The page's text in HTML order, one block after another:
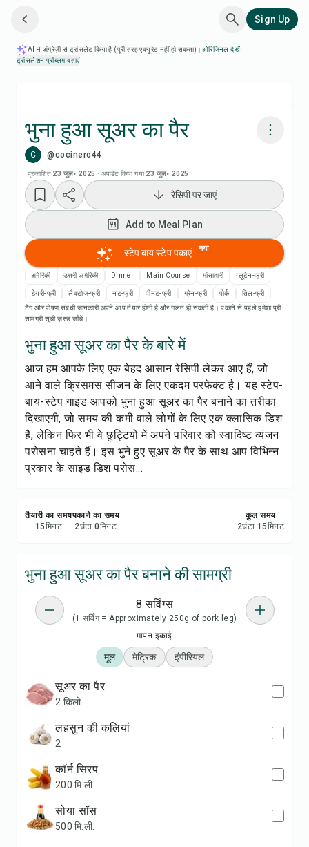
Sign Up
AI ने अंग्रेज़ी से ट्रांसलेट किया है (पूरी तरह एक्यूरेट नहीं हो सकता)। ओरिजिनल देखें·
ट्रांसलेशन प्रॉब्लम बताएं
भुना हुआ सूअर का पैर
C @cocinero44
प्रकाशित 23 जुल॰ 2025 ·अपडेट किया गया 23 जुल॰ 2025
Add to Meal Plan
Add to Shopping List
रेसिपी नोट्स
रेसिपी प्रिंट करें
सेव करें
शेयर करें
रिपोर्ट करें
रेसिपी पर जाएं
Add to Meal Plan
स्टेप बाय स्टेप पकाएं नया
अमेरिकी उत्तरी अमेरिकी Dinner Main Course मांसाहारी ग्लूटेन-फ्री
डेयरी-फ्री लैक्टोज-फ्री नट-फ्री पीनट-फ्री ग्रेन-फ्री पोर्क
तिल-फ्री
टैग और पोषण संबंधी जानकारी अपने आप तैयार होती है और गलत हो सकती है। पकाने से पहले हमेशा पूरी
सामग्री सूची ज़रूर जाँचें।
भुना हुआ सूअर का पैर के बारे में
आज हम आपके लिए एक बेहद आसान रेसिपी लेकर आए हैं, जो
आने वाले क्रिसमस सीजन के लिए एकदम परफेक्ट है। यह स्टेप-
बाय-स्टेप गाइड आपको भुना हुआ सूअर का पैर बनाने का तरीका
दिखाएगी, जो समय की कमी वाले लोगों के लिए एक क्लासिक डिश
है, लेकिन फिर भी वे छुट्टियों में अपने परिवार को स्वादिष्ट व्यंजन
परोसना चाहते हैं। इस भुने हुए सूअर के पैर के साथ आप विभिन्न
प्रकार के साइड डिश परोस...
तैयारी का समय
15मिनट
पकाने का समय
2घंटा 0मिनट
कुल समय
2घंटा 15मिनट
भुना हुआ सूअर का पैर बनाने की सामग्री
8 सर्विंग्स
(1 सर्विंग = Approximately 250g of pork leg)
मापन इकाई
मूल मेट्रिक इंपीरियल
सूअर का पैर
2 किलो
लहसुन की कलियां
2
कॉर्न सिरप
200 मि.ली.
सोया सॉस
500 मि.ली.